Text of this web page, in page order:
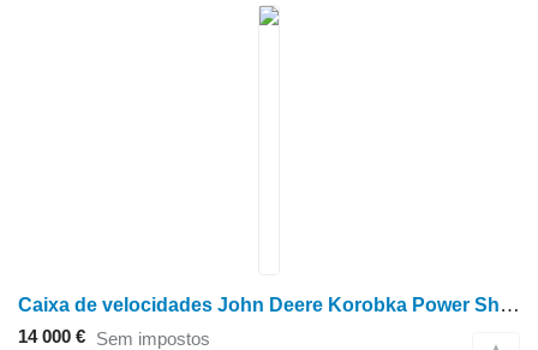
Caixa de velocidades John Deere Korobka Power Shift RE162649 para trator de rodas John Deere 8400/8300
14 000 € Sem impostos